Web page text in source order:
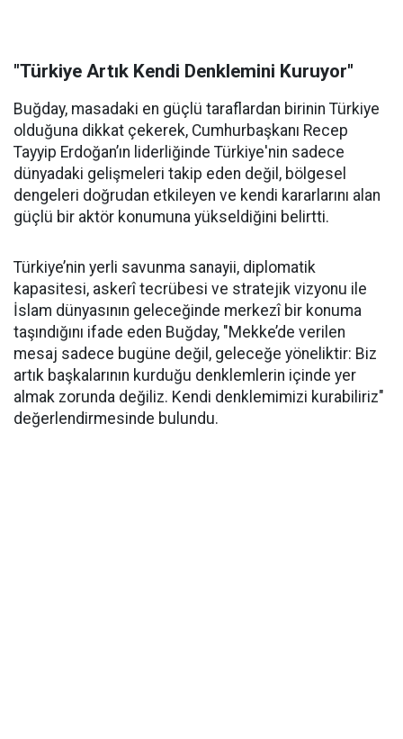
"Türkiye Artık Kendi Denklemini Kuruyor"
Buğday, masadaki en güçlü taraflardan birinin Türkiye
olduğuna dikkat çekerek, Cumhurbaşkanı Recep
Tayyip Erdoğan’ın liderliğinde Türkiye'nin sadece
dünyadaki gelişmeleri takip eden değil, bölgesel
dengeleri doğrudan etkileyen ve kendi kararlarını alan
güçlü bir aktör konumuna yükseldiğini belirtti.
Türkiye’nin yerli savunma sanayii, diplomatik
kapasitesi, askerî tecrübesi ve stratejik vizyonu ile
İslam dünyasının geleceğinde merkezî bir konuma
taşındığını ifade eden Buğday, "Mekke’de verilen
mesaj sadece bugüne değil, geleceğe yöneliktir: Biz
artık başkalarının kurduğu denklemlerin içinde yer
almak zorunda değiliz. Kendi denklemimizi kurabiliriz"
değerlendirmesinde bulundu.